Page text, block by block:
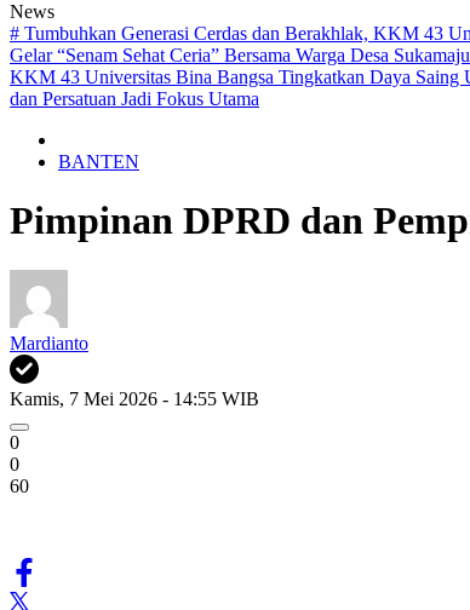
News
# Tumbuhkan Generasi Cerdas dan Berakhlak, KKM 43
Gelar “Senam Sehat Ceria” Bersama Warga Desa Sukamaju
KKM 43 Universitas Bina Bangsa Tingkatkan Daya
dan Persatuan Jadi Fokus Utama
BANTEN
Pimpinan DPRD dan
Mardianto
Kamis, 7 Mei 2026 - 14:55 WIB
0
0
60